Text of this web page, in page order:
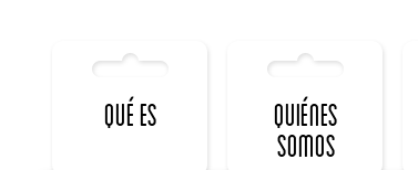
Qué es
Quiénes
somos